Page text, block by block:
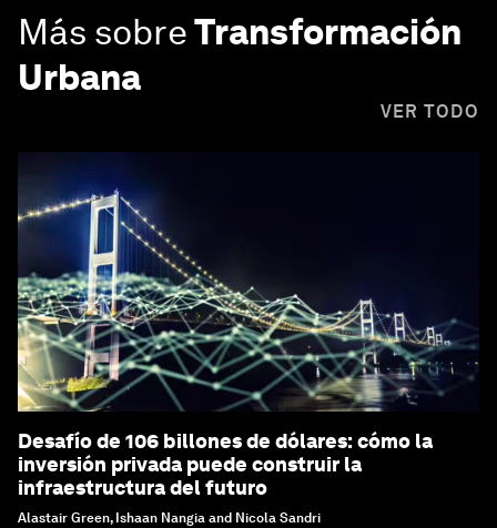
Más sobreTransformación
Urbana
VER TODO
Desafío de 106 billones de dólares: cómo la
inversión privada puede construir la
infraestructura del futuro
Alastair Green, Ishaan Nangia and Nicola Sandri